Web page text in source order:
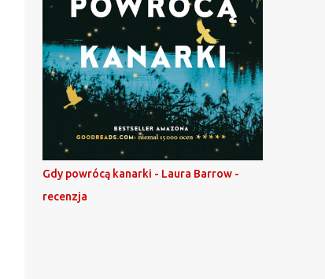
Gdy powrócą kanarki - Laura Barrow -
recenzja